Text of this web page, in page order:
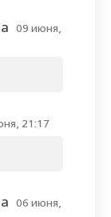
09 июня,
21:17
06 июня,